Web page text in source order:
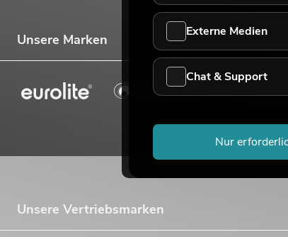
Unsere Marken
Unsere Vertriebsmarken
Externe Medien
Chat & Support
Nur